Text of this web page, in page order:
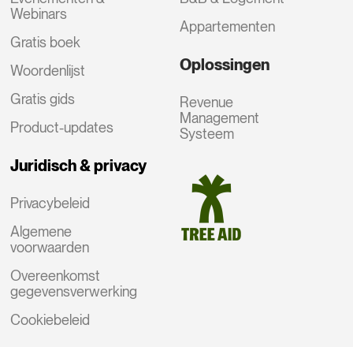
Webinars
Gratis boek
Woordenlijst
Gratis gids
Product-updates
Juridisch & privacy
Privacybeleid
Algemene
voorwaarden
Overeenkomst
gegevensverwerking
Cookiebeleid
Appartementen
Oplossingen
Revenue
Management
Systeem